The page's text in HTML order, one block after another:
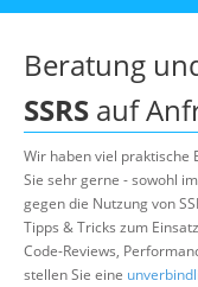
Offene
Wissen
Über
Suche
Beratung
SSRS auf
Wir haben viel praktische
Sie sehr gerne - sowohl
gegen die Nutzung von
Tipps & Tricks zum
Code-Reviews,
stellen Sie eine